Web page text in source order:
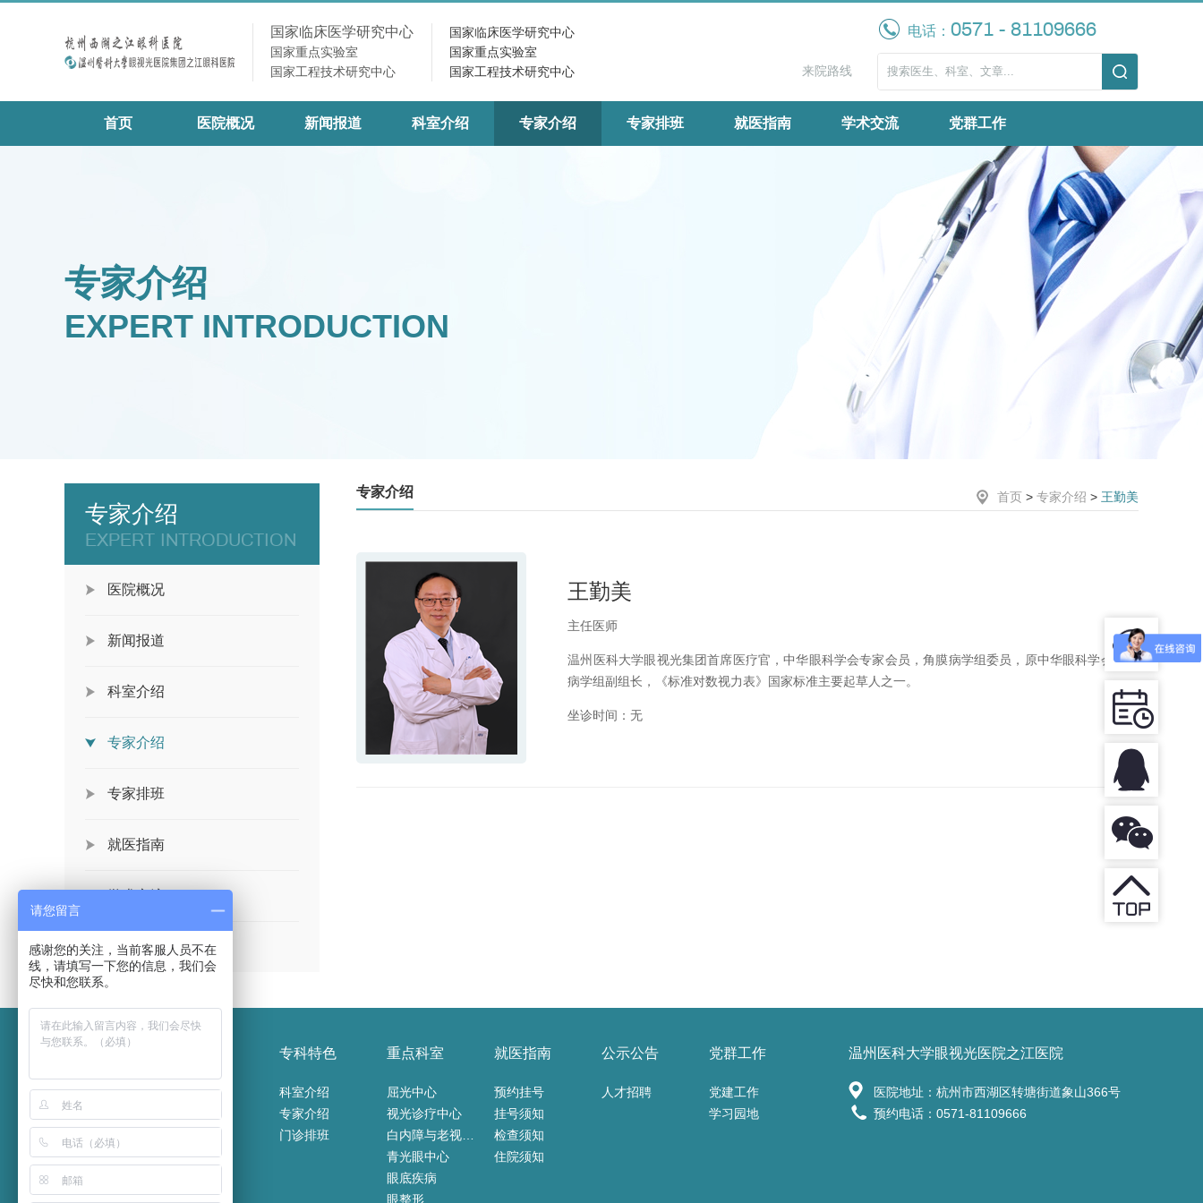
国家临床医学研究中心
国家重点实验室
国家工程技术研究中心
国家临床医学研究中心
国家重点实验室
国家工程技术研究中心
电话： 0571 - 81109666
来院路线
首页 医院概况 新闻报道 科室介绍 专家介绍 专家排班 就医指南 学术交流 党群工作
专家介绍
EXPERT INTRODUCTION
专家介绍
EXPERT INTRODUCTION
医院概况
新闻报道
科室介绍
专家介绍
专家排班
就医指南
党群工作
专家介绍 首页 > 专家介绍 > 王勤美
王勤美
主任医师
温州医科大学眼视光集团首席医疗官，中华眼科学会专家会员，角膜病学组委员，原中华眼科学会角膜
病学组副组长，《标准对数视力表》国家标准主要起草人之一。
坐诊时间：无
医院介绍
医院荣誉
医院环境
医院新闻
先锋榜
专科特色
科室介绍
专家介绍
门诊排班
重点科室
屈光中心
视光诊疗中心
白内障与老视中心
青光眼中心
眼底疾病
眼整形
就医指南
预约挂号
挂号须知
检查须知
住院须知
公示公告
人才招聘
党群工作
党建工作
学习园地
温州医科大学眼视光医院之江医院
医院地址：杭州市西湖区转塘街道象山366号
预约电话：0571-81109666
请您留言
感谢您的关注，当前客服人员不在
线，请填写一下您的信息，我们会
尽快和您联系。